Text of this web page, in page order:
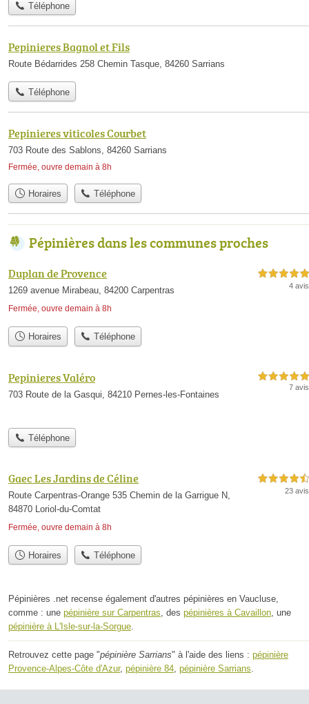
Téléphone
Pepinieres Bagnol et Fils
Route Bédarrides 258 Chemin Tasque, 84260 Sarrians
Téléphone
Pepinieres viticoles Courbet
703 Route des Sablons, 84260 Sarrians
Fermée, ouvre demain à 8h
Horaires Téléphone
Pépinières dans les communes proches
Duplan de Provence
1269 avenue Mirabeau, 84200 Carpentras
Fermée, ouvre demain à 8h
5,0 étoiles sur 5
4 avis
Horaires Téléphone
Pepinieres Valéro
703 Route de la Gasqui, 84210 Pernes-les-Fontaines
5,0 étoiles sur 5
7 avis
Téléphone
Gaec Les Jardins de Céline
Route Carpentras-Orange 535 Chemin de la Garrigue N,
84870 Loriol-du-Comtat
Fermée, ouvre demain à 8h
4,5 étoiles sur 5
23 avis
Horaires Téléphone
Pépinières .net recense également d'autres pépinières en Vaucluse,
comme : une pépinière sur Carpentras, des pépinières à Cavaillon, une
pépinière à L'Isle-sur-la-Sorgue.
Retrouvez cette page "pépinière Sarrians" à l'aide des liens : pépinière
Provence-Alpes-Côte d'Azur, pépinière 84, pépinière Sarrians.